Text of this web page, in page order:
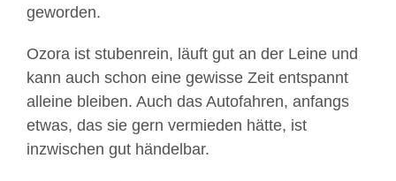
geworden.
Ozora ist stubenrein, läuft gut an der Leine und
kann auch schon eine gewisse Zeit entspannt
alleine bleiben. Auch das Autofahren, anfangs
etwas, das sie gern vermieden hätte, ist
inzwischen gut händelbar.